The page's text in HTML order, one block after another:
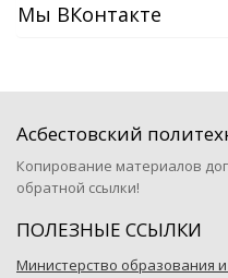
Мы ВКонтакте
Асбестовский
Копирование материалов
обратной ссылки!
ПОЛЕЗНЫЕ ССЫЛКИ
Министерство образования